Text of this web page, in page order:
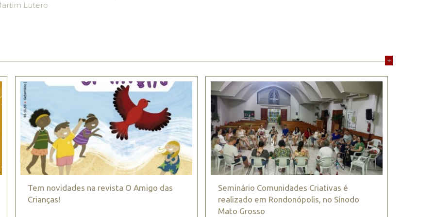
Lutero
+
Tem novidades na revista O Amigo das
Crianças!
Seminário Comunidades Criativas é
realizado em Rondonópolis, no Sínodo
Mato Grosso